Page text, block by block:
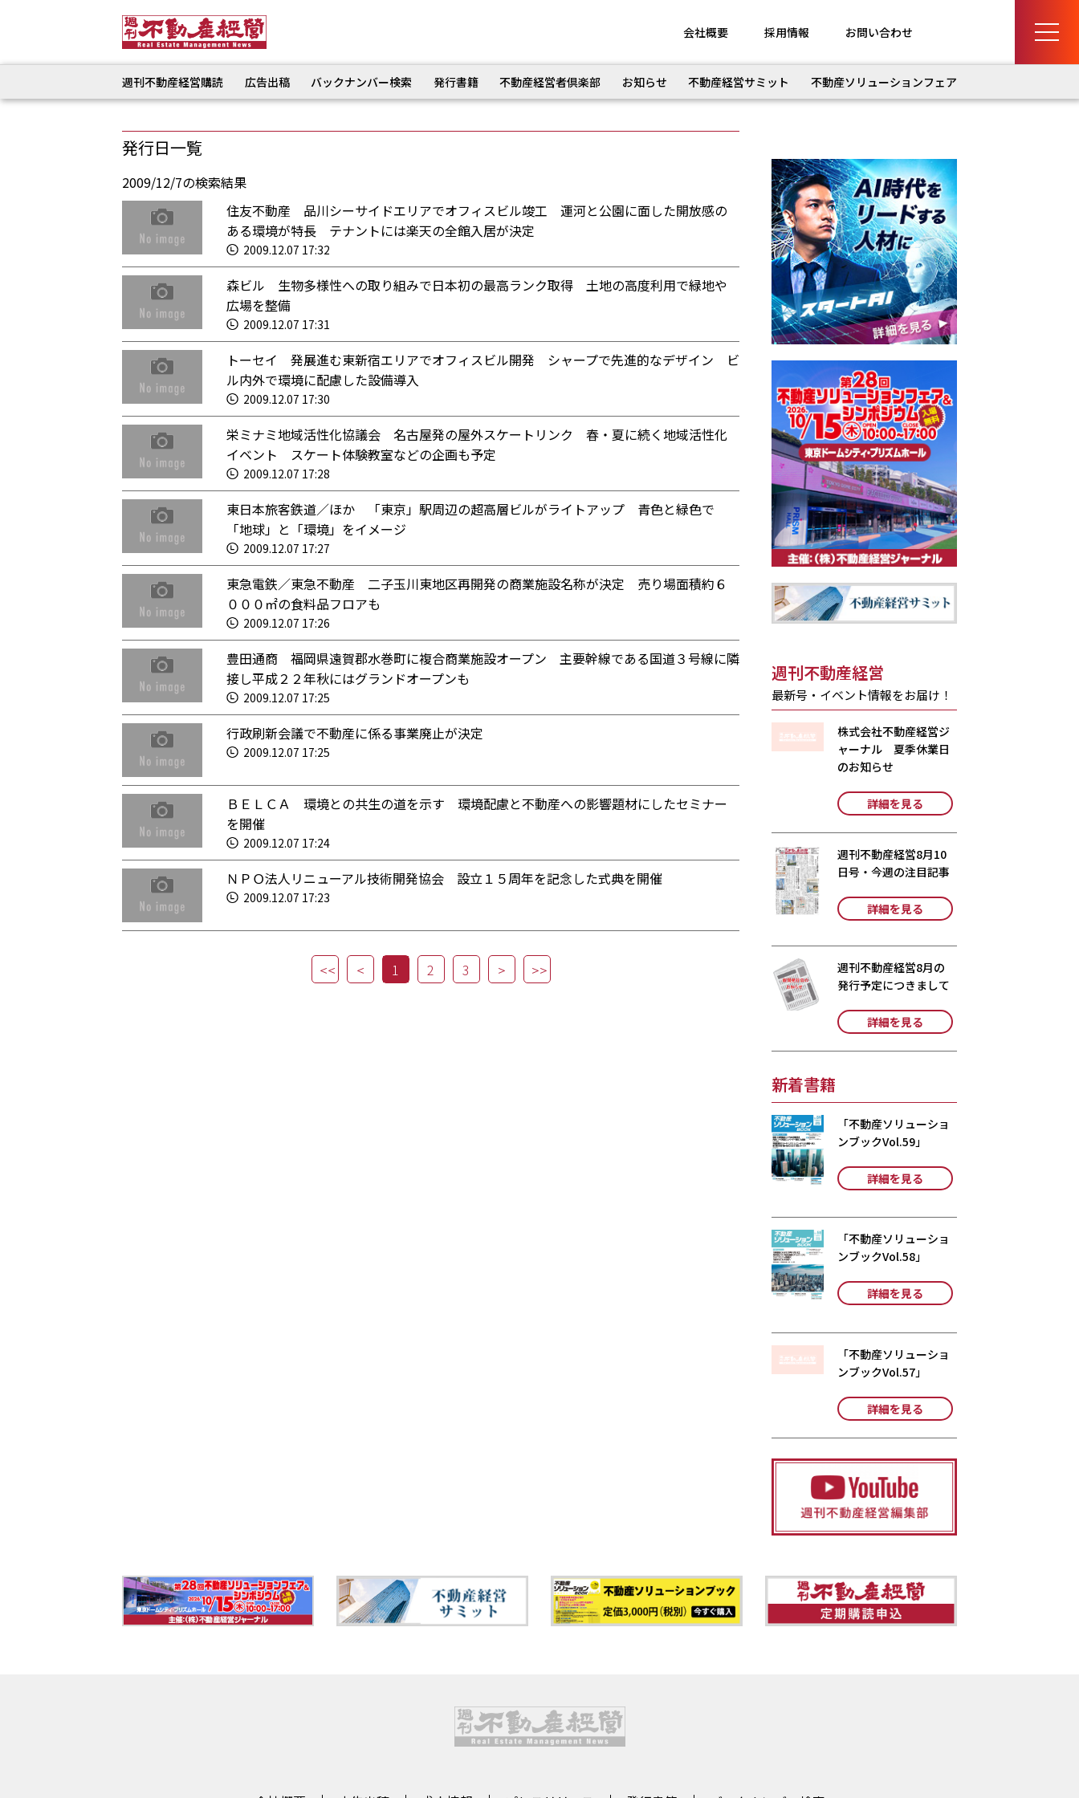
会社概要 採用情報 お問い合わせ
週刊不動産経営購読 広告出稿 バックナンバー検索 発行書籍 不動産経営者倶楽部 お知らせ 不動産経営サミット 不動産ソリューションフェア
発行日一覧
2009/12/7の検索結果
住友不動産 品川シーサイドエリアでオフィスビル竣工 運河と公園に面した開放感の
ある環境が特長 テナントには楽天の全館入居が決定
2009.12.07 17:32
森ビル 生物多様性への取り組みで日本初の最高ランク取得 土地の高度利用で緑地や
広場を整備
2009.12.07 17:31
トーセイ 発展進む東新宿エリアでオフィスビル開発 シャープで先進的なデザイン ビ
ル内外で環境に配慮した設備導入
2009.12.07 17:30
栄ミナミ地域活性化協議会 名古屋発の屋外スケートリンク 春・夏に続く地域活性化
イベント スケート体験教室などの企画も予定
2009.12.07 17:28
東日本旅客鉄道／ほか 「東京」駅周辺の超高層ビルがライトアップ 青色と緑色で
「地球」と「環境」をイメージ
2009.12.07 17:27
東急電鉄／東急不動産 二子玉川東地区再開発の商業施設名称が決定 売り場面積約６
０００㎡の食料品フロアも
2009.12.07 17:26
豊田通商 福岡県遠賀郡水巻町に複合商業施設オープン 主要幹線である国道３号線に隣
接し平成２２年秋にはグランドオープンも
2009.12.07 17:25
行政刷新会議で不動産に係る事業廃止が決定
2009.12.07 17:25
ＢＥＬＣＡ 環境との共生の道を示す 環境配慮と不動産への影響題材にしたセミナー
を開催
2009.12.07 17:24
ＮＰＯ法人リニューアル技術開発協会 設立１５周年を記念した式典を開催
2009.12.07 17:23
1 2 3
週刊不動産経営
最新号・イベント情報をお届け！
株式会社不動産経営ジ
ャーナル 夏季休業日
のお知らせ
詳細を見る
週刊不動産経営8月10
日号・今週の注目記事
詳細を見る
週刊不動産経営8月の
発行予定につきまして
詳細を見る
新着書籍
「不動産ソリューショ
ンブックVol.59」
詳細を見る
「不動産ソリューショ
ンブックVol.58」
詳細を見る
「不動産ソリューショ
ンブックVol.57」
詳細を見る